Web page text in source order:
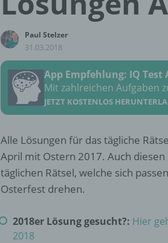
Paul Stelzer
31.03.2018
App Empfehlung: IQ Test
Mit zahlreichen Aufgaben
JETZT KOSTENLOS
Alle Lösungen für das tägliche
April mit Ostern 2017. Auch
täglichen Rätsel, welche sich
Osterfest drehen.
2018er Lösung gesucht?: Hier
2018